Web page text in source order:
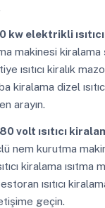
kw elektrikli
makinesi
ısıtıcı kiralık
kiralama dizel
arayın.
volt ısıtıcı
nem kurutma
kiralama ısıtma
ısıtıcı
geçin.